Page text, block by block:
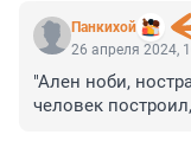
Панкихой
26 апреля 2024,
"Ален ноби,
человек